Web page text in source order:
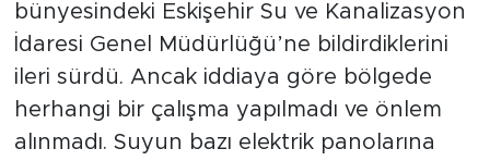
bünyesindeki Eskişehir Su ve Kanalizasyon
İdaresi Genel Müdürlüğü’ne bildirdiklerini
ileri sürdü. Ancak iddiaya göre bölgede
herhangi bir çalışma yapılmadı ve önlem
alınmadı. Suyun bazı elektrik panolarına